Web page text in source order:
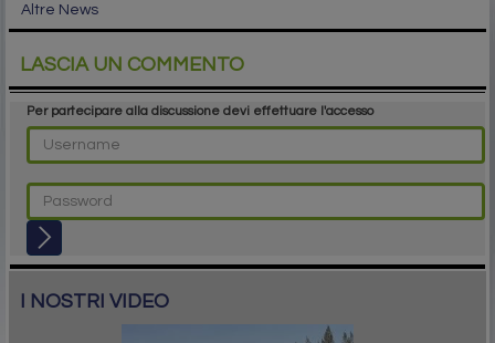
Altre News
LASCIA UN COMMENTO
Per partecipare alla discussione devi effettuare l'accesso
I NOSTRI VIDEO